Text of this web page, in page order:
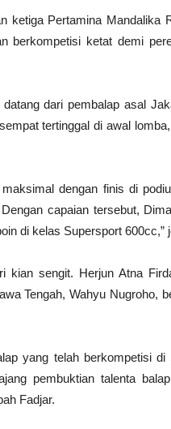
ketiga Pertamina Mandalika
berkompetisi ketat demi
dari pembalap asal
tertinggal di awal
dengan finis di
capaian tersebut,
di kelas Supersport 600cc,”
kian sengit. Herjun Atna
Tengah, Wahyu Nugroho,
yang telah berkompetisi
pembuktian talenta
Fadjar.